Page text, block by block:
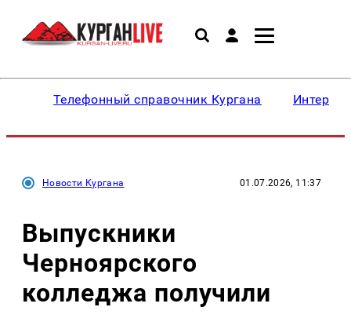
Телефонный справочник Кургана
Новости Кургана 01.07.2026, 11:37
Выпускники
Черноярского
колледжа получили